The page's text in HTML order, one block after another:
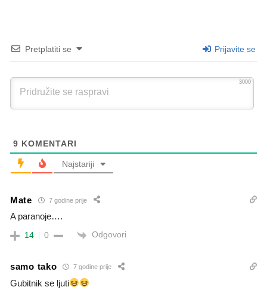
Pretplatiti se Prijavite se
3000
9 KOMENTARI
Najstariji
Mate 7 godine prije
A paranoje….
14 0 Odgovori
samo tako 7 godine prije
Gubitnik se ljuti